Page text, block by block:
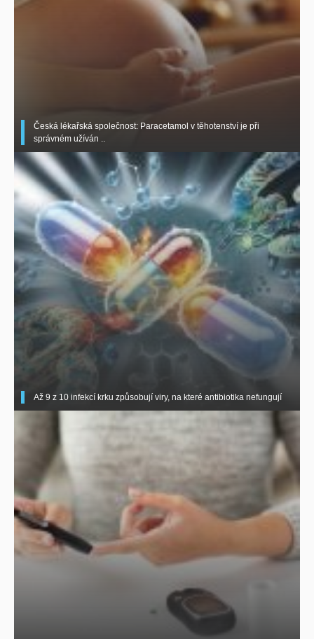
Česká lékařská společnost: Paracetamol v těhotenství je při
správném užíván ..
Až 9 z 10 infekcí krku způsobují viry, na které antibiotika nefungují